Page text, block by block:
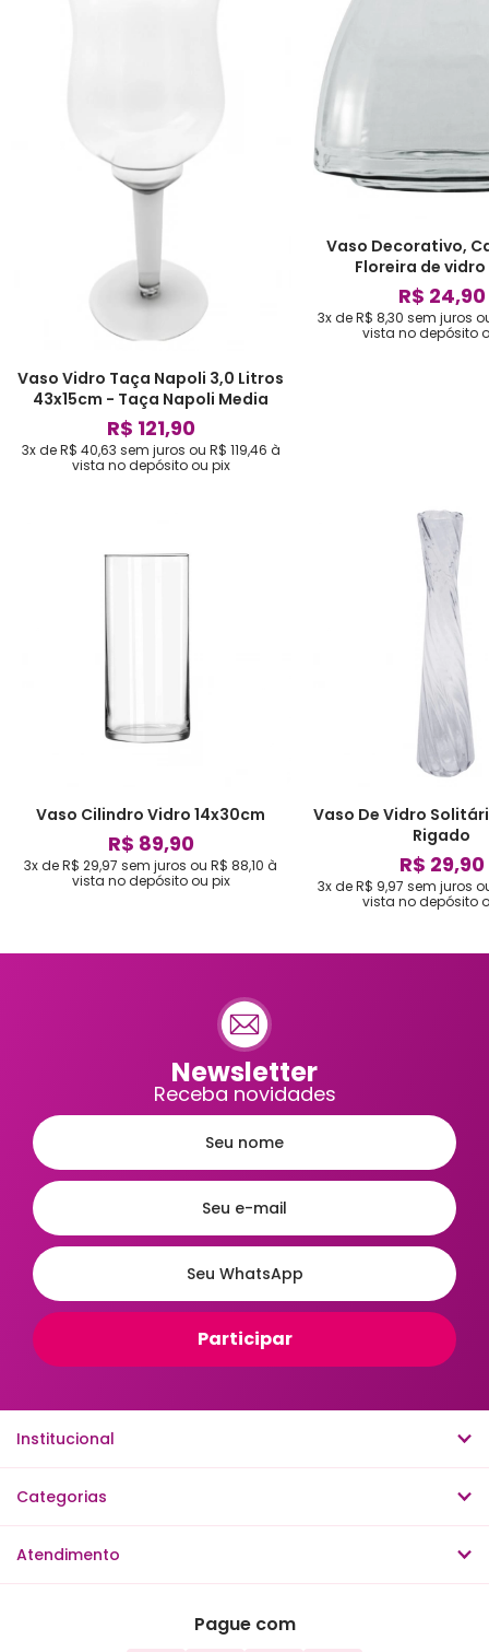
Vaso Vidro Taça Napoli 3,0 Litros
43x15cm - Taça Napoli Media
R$ 121,90
3x de R$ 40,63 sem juros ou R$ 119,46 à
vista no depósito ou pix
Vaso Decorativo,
Floreira de vidro
R$ 24,90
3x de R$ 8,30 sem juros
vista no depósito
Vaso Cilindro Vidro 14x30cm
R$ 89,90
3x de R$ 29,97 sem juros ouR$ 88,10 à
vista no depósito ou pix
Vaso De Vidro
Rigado
R$ 29,90
3x de R$ 9,97 sem juros
vista no depósito
Newsletter
Receba novidades
Institucional
Categorias
Atendimento
Pague com